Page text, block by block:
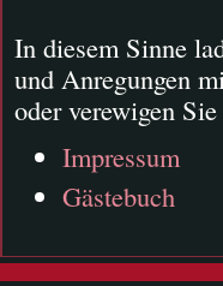
In diesem Sinne
und Anregungen
oder verewigen
Impressum
Gästebuch